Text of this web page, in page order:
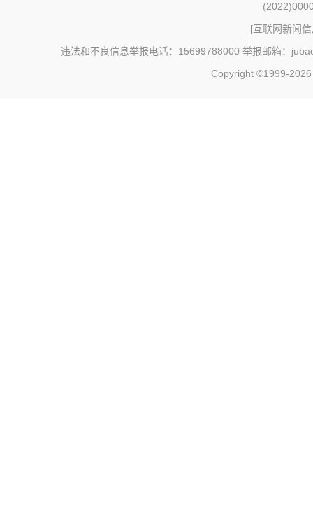
[互联网新闻
违法和不良信息举报电话：15699788000 举报邮箱：
Copyright ©1999-